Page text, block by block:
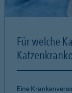
Für welche
Eine